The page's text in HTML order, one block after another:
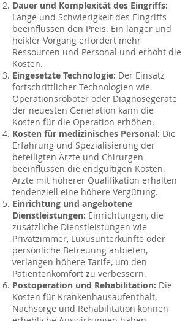
Dauer und Komplexität des Eingriffs:
Länge und Schwierigkeit des Eingriffs
beeinflussen den Preis. Ein langer und
heikler Vorgang erfordert mehr
Ressourcen und Personal und erhöht die
Kosten.
Eingesetzte Technologie: Der Einsatz
fortschrittlicher Technologien wie
Operationsroboter oder Diagnosegeräte
der neuesten Generation kann die
Kosten für die Operation erhöhen.
Kosten für medizinisches Personal: Die
Erfahrung und Spezialisierung der
beteiligten Ärzte und Chirurgen
beeinflussen die endgültigen Kosten.
Ärzte mit höherer Qualifikation erhalten
tendenziell eine höhere Vergütung.
Einrichtung und angebotene
Dienstleistungen: Einrichtungen, die
zusätzliche Dienstleistungen wie
Privatzimmer, Luxusunterkünfte oder
persönliche Betreuung anbieten,
verlangen höhere Tarife, um den
Patientenkomfort zu verbessern.
Postoperation und Rehabilitation: Die
Kosten für Krankenhausaufenthalt,
Nachsorge und Rehabilitation können